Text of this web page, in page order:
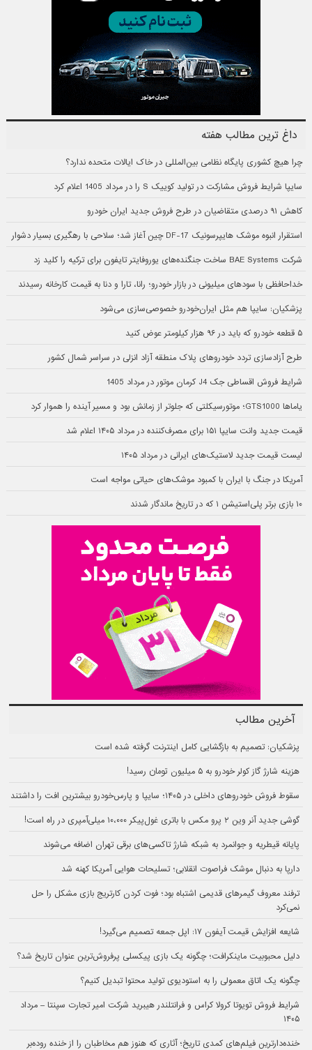
داغ ترین مطالب هفته
چرا هیچ کشوری پایگاه نظامی بین‌المللی در خاک ایالات متحده ندارد؟
سایپا شرایط فروش مشارکت در تولید کوییک S را در مرداد 1405 اعلام کرد
کاهش ۹۱ درصدی متقاضیان در طرح فروش جدید ایران خودرو
استقرار انبوه موشک هایپرسونیک DF-17 چین آغاز شد؛ سلاحی با رهگیری بسیار دشوار
شرکت BAE Systems ساخت جنگنده‌های یوروفایتر تایفون برای ترکیه را کلید زد
خداحافظی با سودهای میلیونی در بازار خودرو؛ رانا، تارا و دنا به قیمت کارخانه رسیدند
پزشکیان: سایپا هم مثل ایران‌خودرو خصوصی‌سازی می‌شود
۵ قطعه خودرو که باید در ۹۶ هزار کیلومتر عوض کنید
طرح آزادسازی تردد خودروهای پلاک منطقه آزاد انزلی در سراسر شمال کشور
شرایط فروش اقساطی جک J4 کرمان موتور در مرداد 1405
یاماها GTS1000؛ موتورسیکلتی که جلوتر از زمانش بود و مسیر آینده را هموار کرد
قیمت جدید وانت سایپا ۱۵۱ برای مصرف‌کننده در مرداد ۱۴۰۵ اعلام شد
لیست قیمت جدید لاستیک‌های ایرانی در مرداد ۱۴۰۵
آمریکا در جنگ با ایران با کمبود موشک‌های حیاتی مواجه است
۱۰ بازی برتر پلی‌استیشن ۱ که در تاریخ ماندگار شدند
آخرین مطالب
پزشکیان: تصمیم به بازگشایی کامل اینترنت گرفته شده است
هزینه شارژ گاز کولر خودرو به ۵ میلیون تومان رسید!
سقوط فروش خودروهای داخلی در ۱۴۰۵؛ سایپا و پارس‌خودرو بیشترین افت را داشتند
گوشی جدید آنر وین ۲ پرو مکس با باتری غول‌پیکر ۱۰،۰۰۰ میلی‌آمپری در راه است!
پایانه قیطریه و جوانمرد به شبکه شارژ تاکسی‌های برقی تهران اضافه می‌شوند
دارپا به دنبال موشک فراصوت انقلابی؛ تسلیحات هوایی آمریکا کهنه شد
ترفند معروف گیمرهای قدیمی اشتباه بود؛ فوت کردن کارتریج بازی مشکل را حل
نمی‌کرد
شایعه افزایش قیمت آیفون ۱۷: اپل جمعه تصمیم می‌گیرد!
دلیل محبوبیت ماینکرافت؛ چگونه یک بازی پیکسلی پرفروش‌ترین عنوان تاریخ شد؟
چگونه یک اتاق معمولی را به استودیوی تولید محتوا تبدیل کنیم؟
شرایط فروش تویوتا کرولا کراس و فرانتلندر هیبرید شرکت امیر تجارت سپنتا – مرداد
۱۴۰۵
خنده‌دارترین فیلم‌های کمدی تاریخ؛ آثاری که هنوز هم مخاطبان را از خنده روده‌بر